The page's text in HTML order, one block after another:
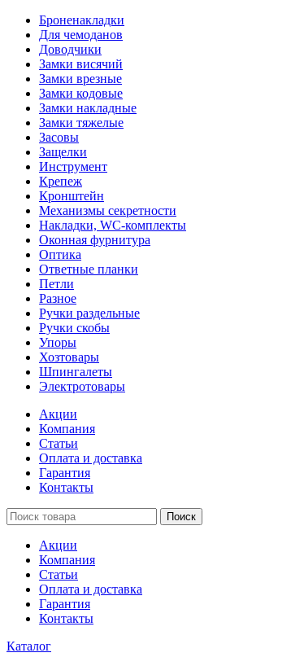
Броненакладки
Для чемоданов
Доводчики
Замки висячий
Замки врезные
Замки кодовые
Замки накладные
Замки тяжелые
Засовы
Защелки
Инструмент
Крепеж
Кронштейн
Механизмы секретности
Накладки, WC-комплекты
Оконная фурнитура
Оптика
Ответные планки
Петли
Разное
Ручки раздельные
Ручки скобы
Упоры
Хозтовары
Шпингалеты
Электротовары
Акции
Компания
Статьи
Оплата и доставка
Гарантия
Контакты
Поиск
Акции
Компания
Статьи
Оплата и доставка
Гарантия
Контакты
Каталог